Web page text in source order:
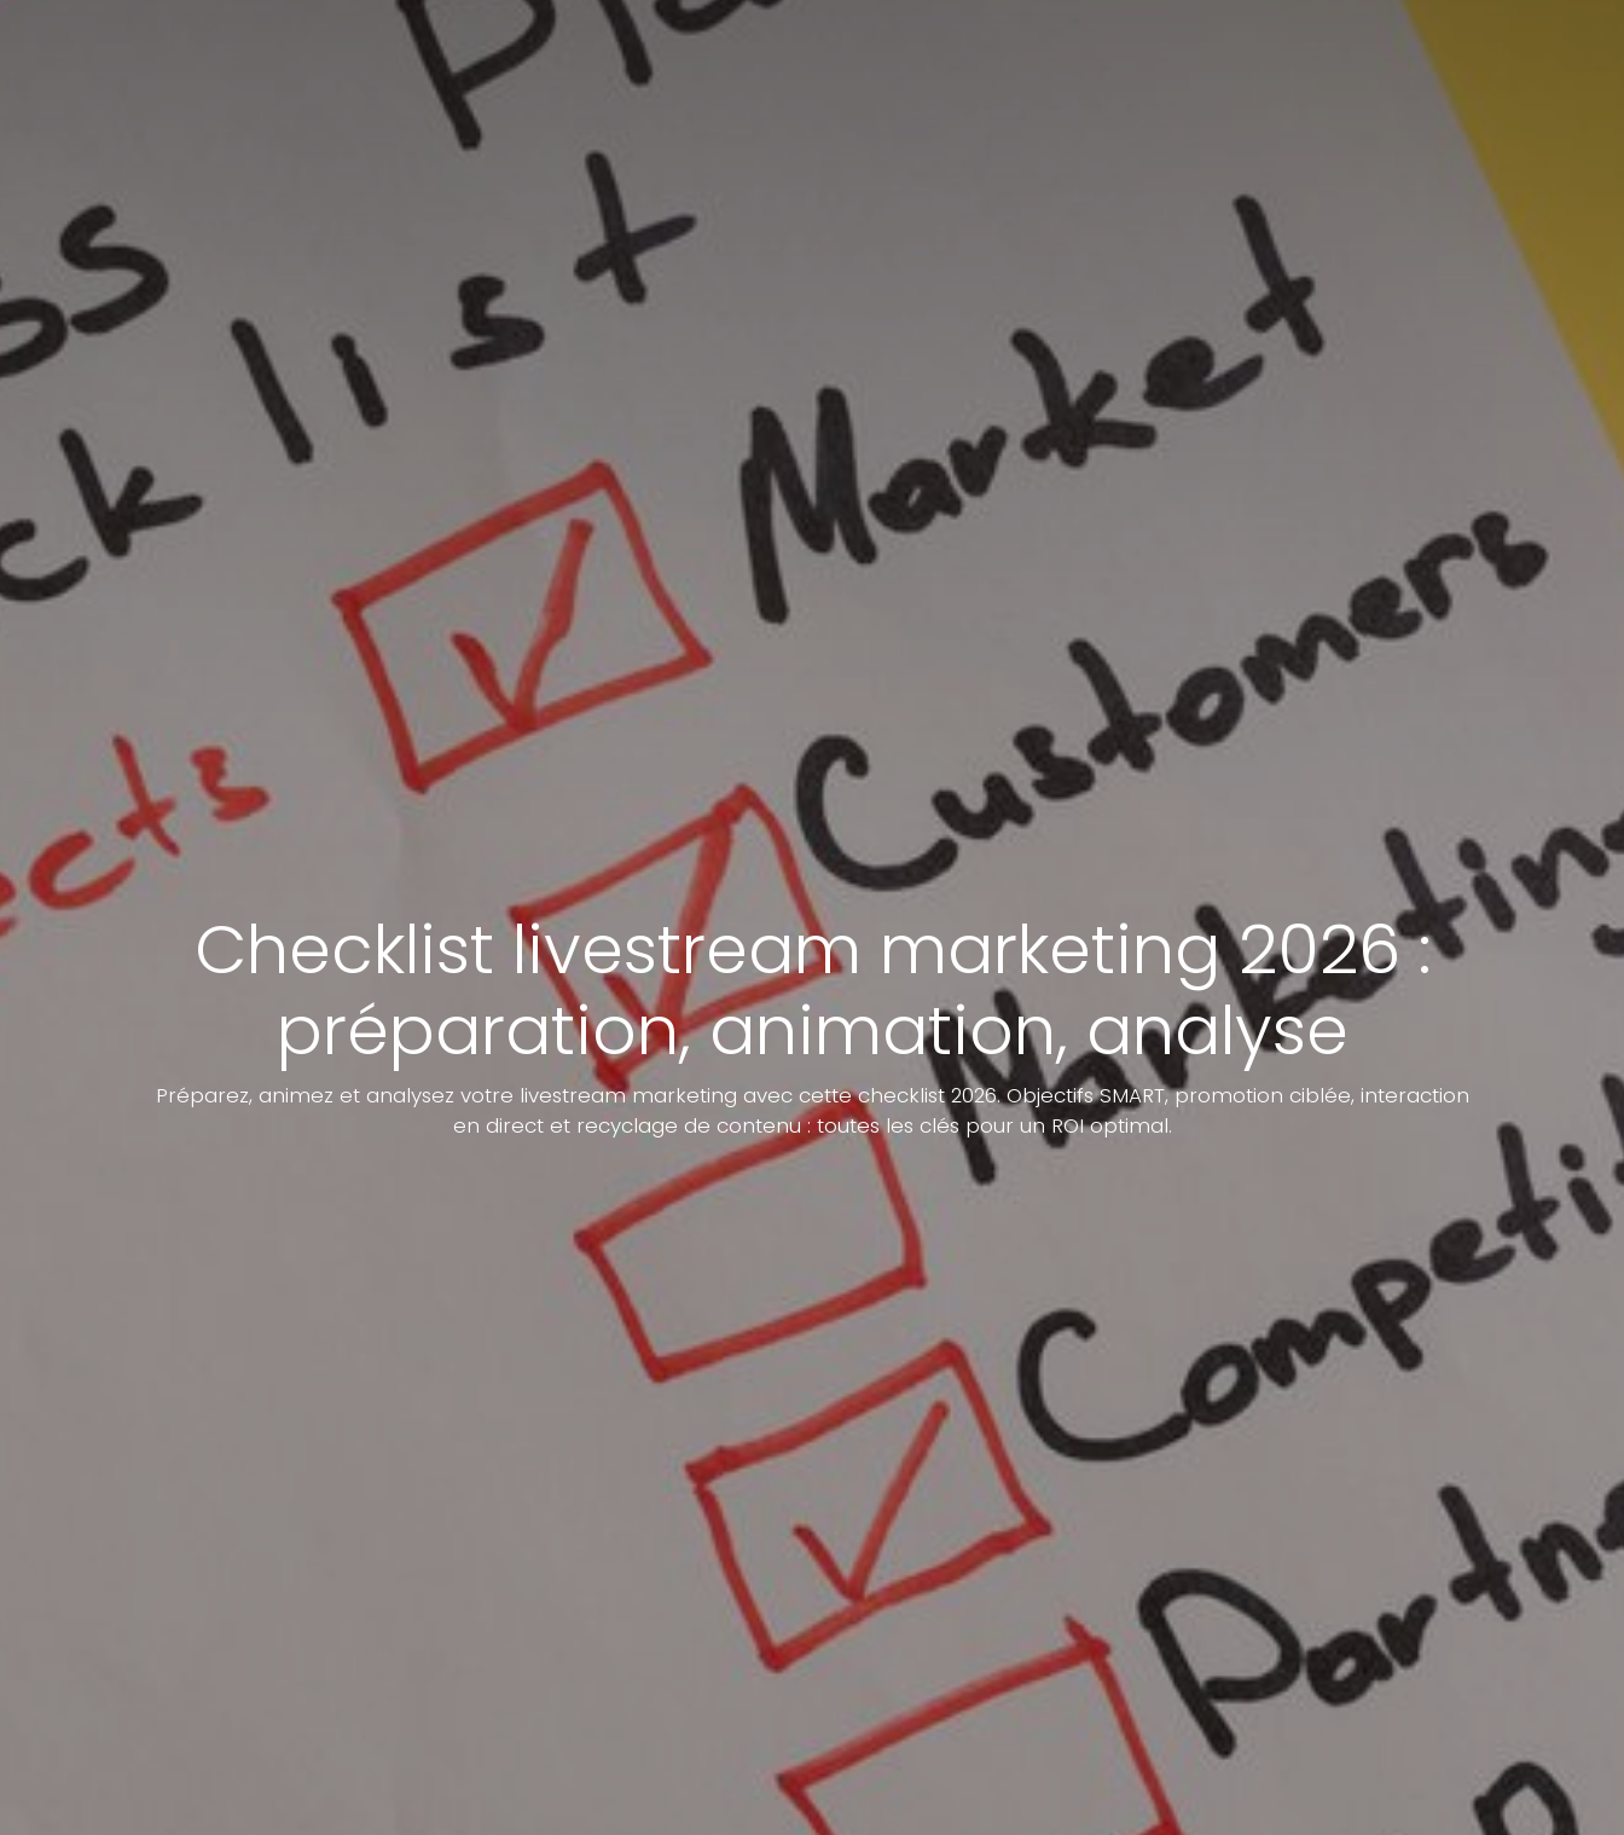
Checklist livestream marketing 2026 :
préparation, animation, analyse
Préparez, animez et analysez votre livestream marketing avec cette checklist 2026. Objectifs SMART, promotion ciblée, interaction
en direct et recyclage de contenu : toutes les clés pour un ROI optimal.